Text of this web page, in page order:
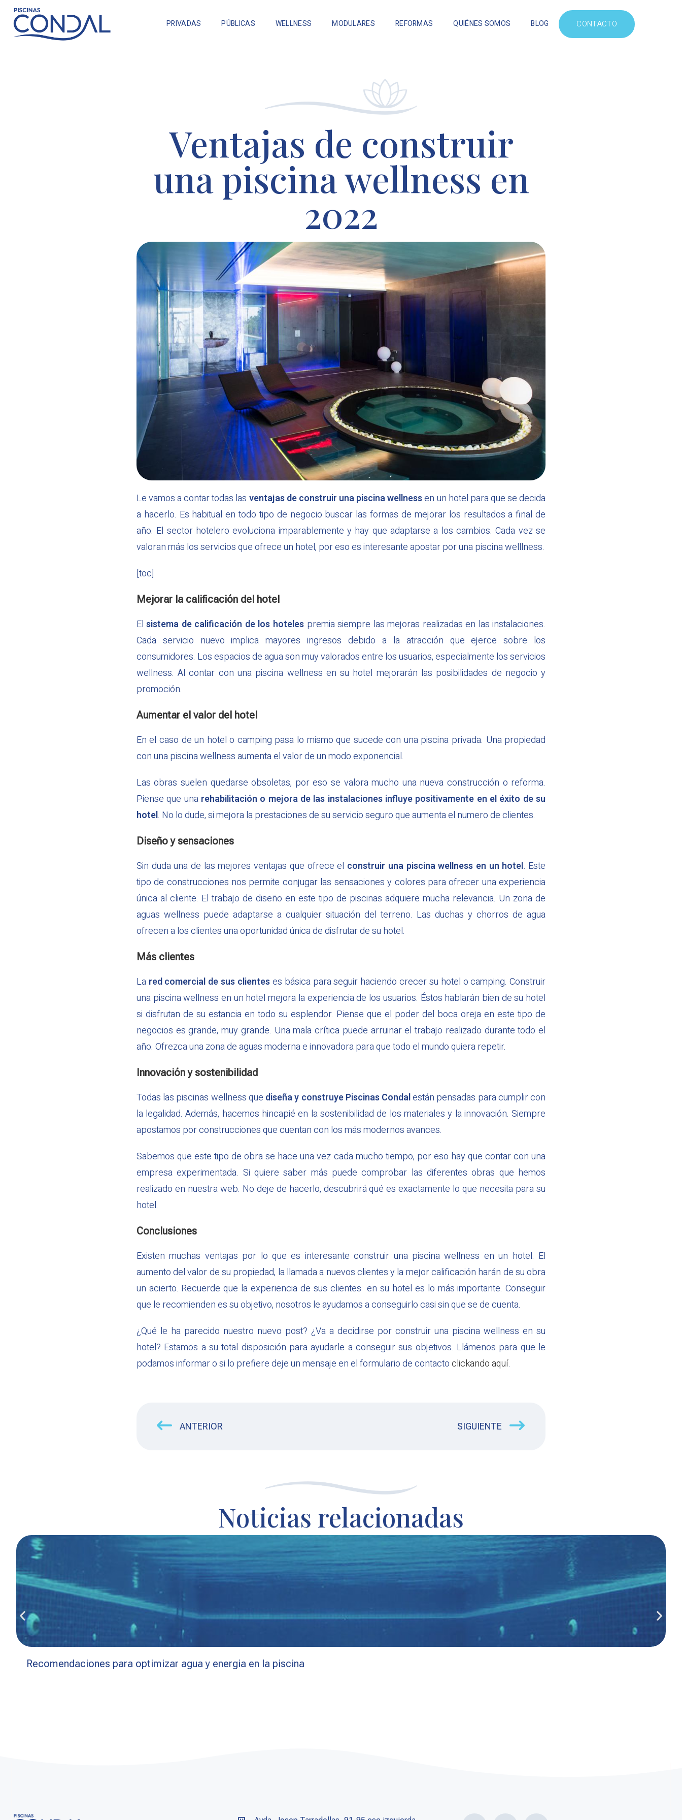
PRIVADAS PÚBLICAS WELLNESS MODULARES REFORMAS QUIÉNES SOMOS BLOG CONTACTO
Ventajas de construir
una piscina wellness en
2022
Le vamos a contar todas las ventajas de construir una piscina wellnessen un hotel para que se decida
a hacerlo. Es habitual en todo tipo de negocio buscar las formas de mejorar los resultados a final de
año. El sector hotelero evoluciona imparablemente y hay que adaptarse a los cambios. Cada vez se
valoran más los servicios que ofrece un hotel, por eso es interesante apostar por una piscina welllness.
[toc]
Mejorar la calificación del hotel
Elsistema de calificación de los hotelespremia siempre las mejoras realizadas en las instalaciones.
Cada servicio nuevo implica mayores ingresos debido a la atracción que ejerce sobre los
consumidores. Los espacios de agua son muy valorados entre los usuarios, especialmente los servicios
wellness. Al contar con una piscina wellness en su hotel mejorarán las posibilidades de negocio y
promoción.
Aumentar el valor del hotel
En el caso de un hotel o camping pasa lo mismo que sucede con una piscina privada. Una propiedad
con una piscina wellness aumenta el valor de un modo exponencial.
Las obras suelen quedarse obsoletas, por eso se valora mucho una nueva construcción o reforma.
Piense que una rehabilitación o mejora de las instalaciones influye positivamente en el éxito de su
hotel. No lo dude, si mejora la prestaciones de su servicio seguro que aumenta el numero de clientes.
Diseño y sensaciones
Sin duda una de las mejores ventajas que ofrece el construir una piscina wellness en un hotel. Este
tipo de construcciones nos permite conjugar las sensaciones y colores para ofrecer una experiencia
única al cliente. El trabajo de diseño en este tipo de piscinas adquiere mucha relevancia. Un zona de
aguas wellness puede adaptarse a cualquier situación del terreno. Las duchas y chorros de agua
ofrecen a los clientes una oportunidad única de disfrutar de su hotel.
Más clientes
La red comercial de sus clienteses básica para seguir haciendo crecer su hotel o camping. Construir
una piscina wellness en un hotel mejora la experiencia de los usuarios. Éstos hablarán bien de su hotel
si disfrutan de su estancia en todo su esplendor. Piense que el poder del boca oreja en este tipo de
negocios es grande, muy grande. Una mala crítica puede arruinar el trabajo realizado durante todo el
año. Ofrezca una zona de aguas moderna e innovadora para que todo el mundo quiera repetir.
Innovación y sostenibilidad
Todas las piscinas wellness que diseña y construye Piscinas Condalestán pensadas para cumplir con
la legalidad. Además, hacemos hincapié en la sostenibilidad de los materiales y la innovación. Siempre
apostamos por construcciones que cuentan con los más modernos avances.
Sabemos que este tipo de obra se hace una vez cada mucho tiempo, por eso hay que contar con una
empresa experimentada. Si quiere saber más puede comprobar las diferentes obras que hemos
realizado en nuestra web. No deje de hacerlo, descubrirá qué es exactamente lo que necesita para su
hotel.
Conclusiones
Existen muchas ventajas por lo que es interesante construir una piscina wellness en un hotel. El
aumento del valor de su propiedad, la llamada a nuevos clientes y la mejor calificación harán de su obra
un acierto. Recuerde que la experiencia de sus clientes en su hotel es lo más importante. Conseguir
que le recomienden es su objetivo, nosotros le ayudamos a conseguirlo casi sin que se de cuenta.
¿Qué le ha parecido nuestro nuevo post? ¿Va a decidirse por construir una piscina wellness en su
hotel? Estamos a su total disposición para ayudarle a conseguir sus objetivos. Llámenos para que le
podamos informar o si lo prefiere deje un mensaje en el formulario de contactoclickando aquí.
ANTERIOR SIGUIENTE
Noticias relacionadas
Recomendaciones para optimizar agua y energia en la piscina